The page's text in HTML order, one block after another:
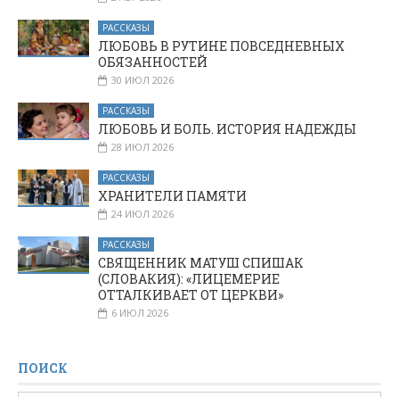
РАССКАЗЫ
ЛЮБОВЬ В РУТИНЕ ПОВСЕДНЕВНЫХ
ОБЯЗАННОСТЕЙ
30 ИЮЛ 2026
РАССКАЗЫ
ЛЮБОВЬ И БОЛЬ. ИСТОРИЯ НАДЕЖДЫ
28 ИЮЛ 2026
РАССКАЗЫ
ХРАНИТЕЛИ ПАМЯТИ
24 ИЮЛ 2026
РАССКАЗЫ
СВЯЩЕННИК МАТУШ СПИШАК
(СЛОВАКИЯ): «ЛИЦЕМЕРИЕ
ОТТАЛКИВАЕТ ОТ ЦЕРКВИ»
6 ИЮЛ 2026
ПОИСК